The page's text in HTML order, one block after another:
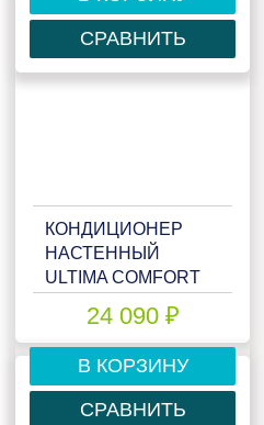
СРАВНИТЬ
КОНДИЦИОНЕР
НАСТЕННЫЙ
ULTIMA COMFORT
24 090 ₽
В КОРЗИНУ
СРАВНИТЬ